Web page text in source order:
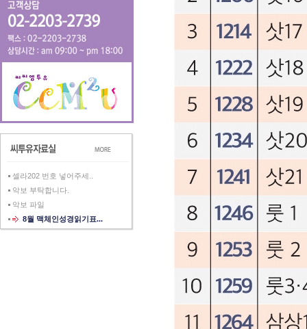
셀라202 번호 넣어주세..
악보 부탁합니다.
악보 파일
8월 맥체인성경읽기표...